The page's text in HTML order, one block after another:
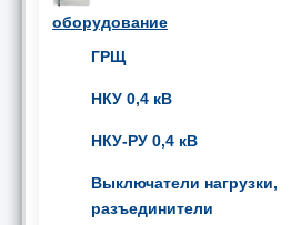
оборудование
ГРЩ
НКУ 0,4 кВ
НКУ-РУ 0,4 кВ
Выключатели нагрузки,
разъединители